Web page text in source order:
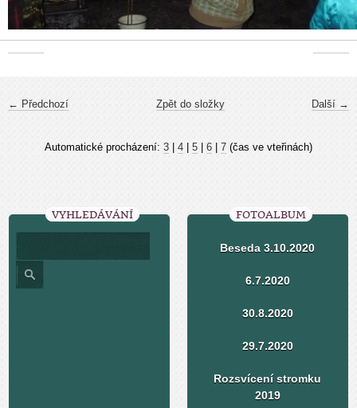
← Předchozí Další →
Zpět do složky
Automatické procházení: 3 4 5 6 7 (čas ve vteřinách)
VYHLEDÁVÁNÍ FOTOALBUM
Beseda 3.10.2020
6.7.2020
30.8.2020
29.7.2020
Rozsvícení stromku
2019